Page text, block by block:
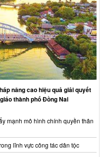
nâng cao hiệu quả giải quyết
thành phố Đồng Nai
mạnh mô hình chính quyền thân
lĩnh vực công tác dân tộc